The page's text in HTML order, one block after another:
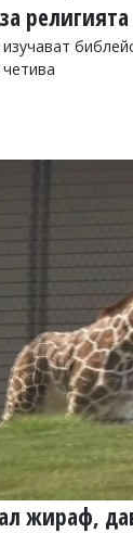
религията
жираф,